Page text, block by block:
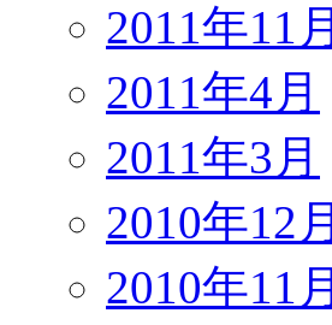
2011年11月
2011年4月
2011年3月
2010年12月
2010年11月